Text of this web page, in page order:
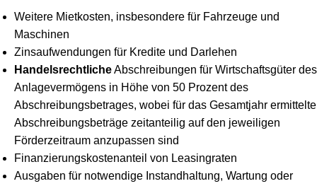
Weitere Mietkosten, insbesondere für Fahrzeuge und
Maschinen
Zinsaufwendungen für Kredite und Darlehen
HandelsrechtlicheAbschreibungen für Wirtschaftsgüter des
Anlagevermögens in Höhe von 50 Prozent des
Abschreibungsbetrages, wobei für das Gesamtjahr ermittelte
Abschreibungsbeträge zeitanteilig auf den jeweiligen
Förderzeitraum anzupassen sind
Finanzierungskostenanteil von Leasingraten
Ausgaben für notwendige Instandhaltung, Wartung oder